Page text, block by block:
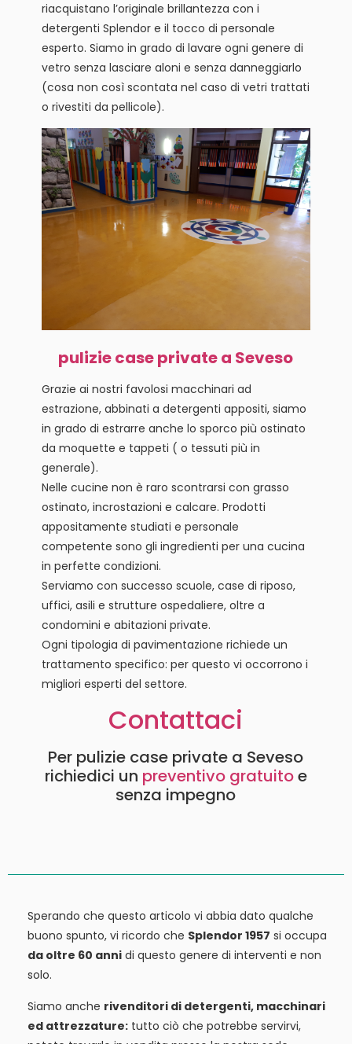
riacquistano l’originale brillantezza con i
detergenti Splendor e il tocco di personale
esperto. Siamo in grado di lavare ogni genere di
vetro senza lasciare aloni e senza danneggiarlo
(cosa non così scontata nel caso di vetri trattati
o rivestiti da pellicole).
pulizie case private a Seveso
Grazie ai nostri favolosi macchinari ad
estrazione, abbinati a detergenti appositi, siamo
in grado di estrarre anche lo sporco più ostinato
da moquette e tappeti ( o tessuti più in
generale).
Nelle cucine non è raro scontrarsi con grasso
ostinato, incrostazioni e calcare. Prodotti
appositamente studiati e personale
competente sono gli ingredienti per una cucina
in perfette condizioni.
Serviamo con successo scuole, case di riposo,
uffici, asili e strutture ospedaliere, oltre a
condomini e abitazioni private.
Ogni tipologia di pavimentazione richiede un
trattamento specifico: per questo vi occorrono i
migliori esperti del settore.
Contattaci
Per pulizie case private a Seveso
richiedici un preventivo gratuitoe
senza impegno
Sperando che questo articolo vi abbia dato qualche
buono spunto, vi ricordo che Splendor 1957 si occupa
da oltre 60 anni di questo genere di interventi e non
solo.
Siamo anche rivenditori di detergenti, macchinari
ed attrezzature: tutto ciò che potrebbe servirvi,